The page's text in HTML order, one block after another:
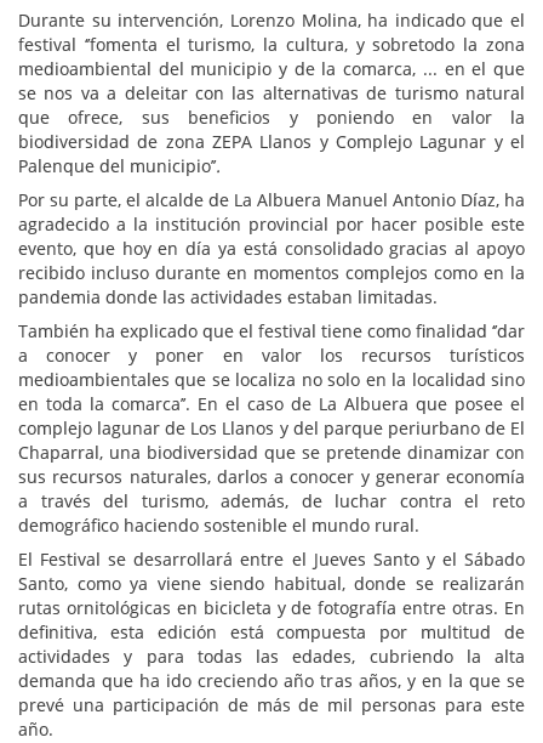
Durante su intervención, Lorenzo Molina, ha indicado que el
festival ‘’fomenta el turismo, la cultura, y sobretodo la zona
medioambiental del municipio y de la comarca, ... en el que
se nos va a deleitar con las alternativas de turismo natural
que ofrece, sus beneficios y poniendo en valor la
biodiversidad de zona ZEPA Llanos y Complejo Lagunar y el
Palenque del municipio’’.
Por su parte, el alcalde de La Albuera Manuel Antonio Díaz, ha
agradecido a la institución provincial por hacer posible este
evento, que hoy en día ya está consolidado gracias al apoyo
recibido incluso durante en momentos complejos como en la
pandemia donde las actividades estaban limitadas.
También ha explicado que el festival tiene como finalidad ‘’dar
a conocer y poner en valor los recursos turísticos
medioambientales que se localiza no solo en la localidad sino
en toda la comarca’’. En el caso de La Albuera que posee el
complejo lagunar de Los Llanos y del parque periurbano de El
Chaparral, una biodiversidad que se pretende dinamizar con
sus recursos naturales, darlos a conocer y generar economía
a través del turismo, además, de luchar contra el reto
demográfico haciendo sostenible el mundo rural.
El Festival se desarrollará entre el Jueves Santo y el Sábado
Santo, como ya viene siendo habitual, donde se realizarán
rutas ornitológicas en bicicleta y de fotografía entre otras. En
definitiva, esta edición está compuesta por multitud de
actividades y para todas las edades, cubriendo la alta
demanda que ha ido creciendo año tras años, y en la que se
prevé una participación de más de mil personas para este
año.